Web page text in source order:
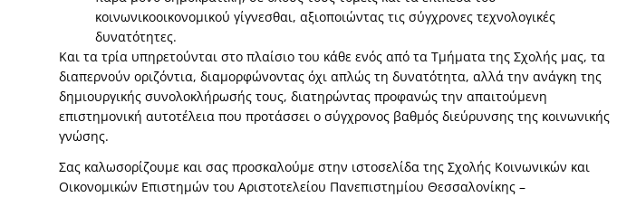
κοινωνικοοικονομικού γίγνεσθαι, αξιοποιώντας τις σύγχρονες τεχνολογικές
δυνατότητες.
Και τα τρία υπηρετούνται στο πλαίσιο του κάθε ενός από τα Τμήματα της Σχολής μας, τα
διαπερνούν οριζόντια, διαμορφώνοντας όχι απλώς τη δυνατότητα, αλλά την ανάγκη της
δημιουργικής συνολοκλήρωσής τους, διατηρώντας προφανώς την απαιτούμενη
επιστημονική αυτοτέλεια που προτάσσει ο σύγχρονος βαθμός διεύρυνσης της κοινωνικής
γνώσης.
Σας καλωσορίζουμε και σας προσκαλούμε στην ιστοσελίδα της Σχολής Κοινωνικών και
Οικονομικών Επιστημών του Αριστοτελείου Πανεπιστημίου Θεσσαλονίκης –